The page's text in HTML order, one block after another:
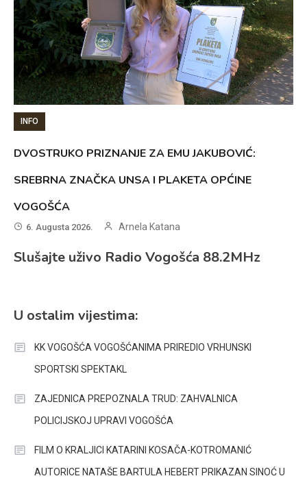
INFO
DVOSTRUKO PRIZNANJE ZA EMU JAKUBOVIĆ:
SREBRNA ZNAČKA UNSA I PLAKETA OPĆINE
VOGOŠĆA
6. Augusta 2026. Arnela Katana
Slušajte uživo Radio Vogošća 88.2MHz
U ostalim vijestima:
KK VOGOŠĆA VOGOŠĆANIMA PRIREDIO VRHUNSKI
SPORTSKI SPEKTAKL
ZAJEDNICA PREPOZNALA TRUD: ZAHVALNICA
POLICIJSKOJ UPRAVI VOGOŠĆA
FILM O KRALJICI KATARINI KOSAČA-KOTROMANIĆ
AUTORICE NATAŠE BARTULA HEBERT PRIKAZAN SINOĆ U